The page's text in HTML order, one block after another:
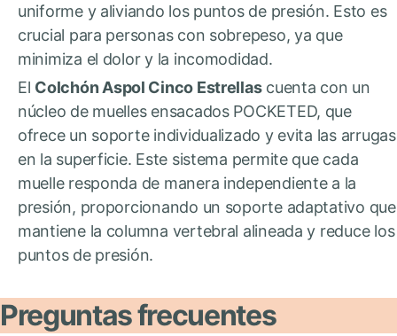
uniforme y aliviando los puntos de presión. Esto es
crucial para personas con sobrepeso, ya que
minimiza el dolor y la incomodidad.
El Colchón Aspol Cinco Estrellascuenta con un
núcleo de muelles ensacados POCKETED, que
ofrece un soporte individualizado y evita las arrugas
en la superficie. Este sistema permite que cada
muelle responda de manera independiente a la
presión, proporcionando un soporte adaptativo que
mantiene la columna vertebral alineada y reduce los
puntos de presión.
Preguntas frecuentes